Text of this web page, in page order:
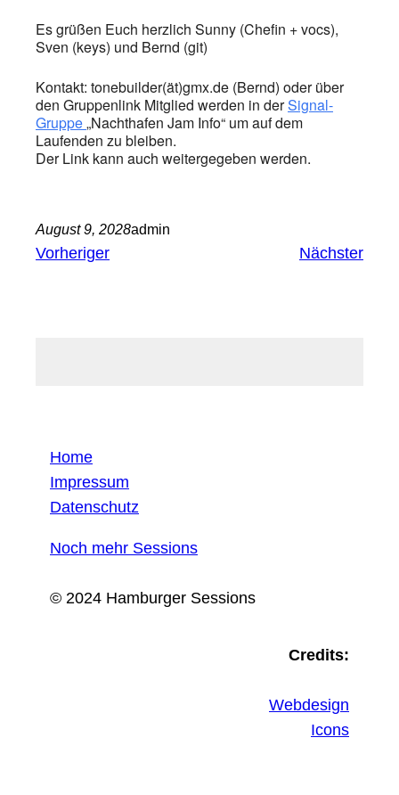
Es grüßen Euch herzlich Sunny (Chefin + vocs),
Sven (keys) und Bernd (git)
Kontakt: tonebuilder(ät)gmx.de (Bernd) oder über
den Gruppenlink Mitglied werden in derSignal-
Gruppe„Nachthafen Jam Info“ um auf dem
Laufenden zu bleiben.
Der Link kann auch weitergegeben werden.
August 9, 2028admin
Vorheriger Nächster
Home
Impressum
Datenschutz
Noch mehr Sessions
© 2024 Hamburger Sessions
Credits:
Webdesign
Icons